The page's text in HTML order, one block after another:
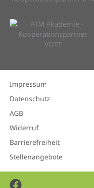
Impressum
Datenschutz
AGB
Widerruf
Barrierefreiheit
Stellenangebote
Facebook